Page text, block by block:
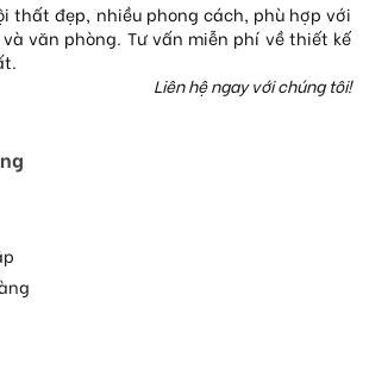
thất đẹp, nhiều phong cách, phù hợp với
văn phòng. Tư vấn miễn phí về thiết kế
Liên hệ ngay với chúng tôi!